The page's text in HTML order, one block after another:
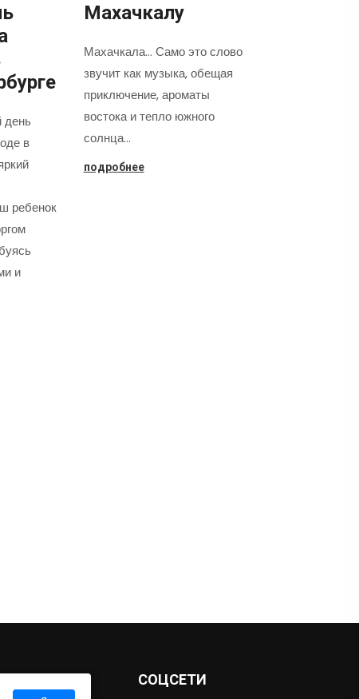
день
в
ребенок
и
Махачкалу
Махачкала... Само это слово
звучит как музыка, обещая
приключение, ароматы
востока и тепло южного
солнца…
подробнее
СОЦСЕТИ